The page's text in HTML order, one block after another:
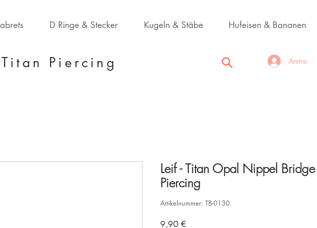
D Ringe & Stecker Kugeln & Stäbe Hufeisen & Bananen
Anmelden
Titan Piercing
Leif - Titan Opal Nippel Bridge
Piercing
Artikelnummer: TB-0130
9,90 €